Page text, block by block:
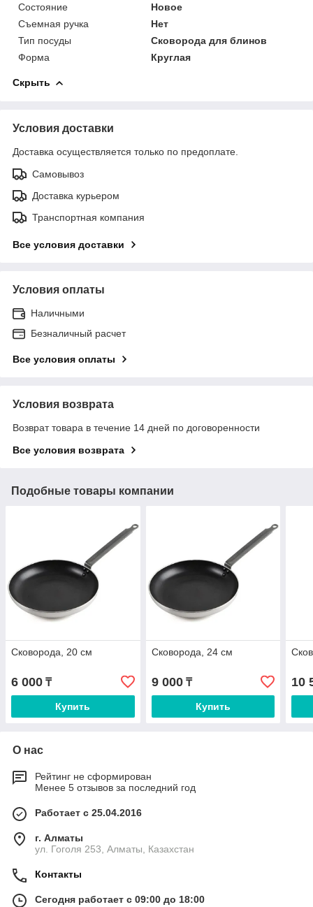
Состояние
Новое
Съемная ручка
Нет
Тип посуды
Сковорода для блинов
Форма
Круглая
Скрыть
Условия доставки
Доставка осуществляется только по предоплате.
Самовывоз
Доставка курьером
Транспортная компания
Все условия доставки
Условия оплаты
Наличными
Безналичный расчет
Все условия оплаты
Условия возврата
Возврат товара в течение 14 дней по договоренности
Все условия возврата
Подобные товары компании
Сковорода, 20 см
6 000 ₸
Купить
Сковорода, 24 см
9 000₸
Купить
10
О нас
Рейтинг не сформирован
Менее 5 отзывов за последний год
Работает с 25.04.2016
г. Алматы
ул. Гоголя 253, Алматы, Казахстан
Контакты
Сегодня работает с 09:00 до 18:00